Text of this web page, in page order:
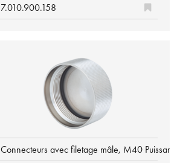
7.010.900.158
Connecteurs avec filetage mâle, M40